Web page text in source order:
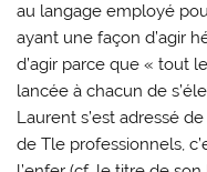
au langage employé
ayant une façon d’agir
d’agir parce que « tout
lancée à chacun de
Laurent s’est adressé
de Tle professionnels,